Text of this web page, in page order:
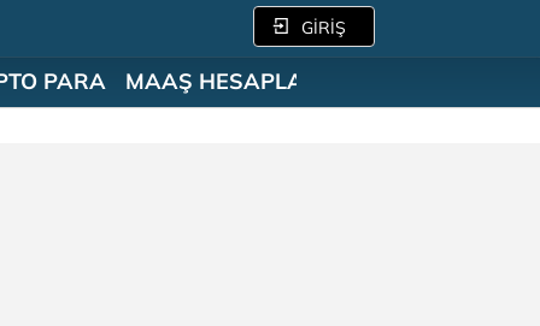
GİRİŞ
PARA MAAŞ HESAPLAMA